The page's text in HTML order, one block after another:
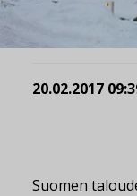
20.02.2017
Suomen